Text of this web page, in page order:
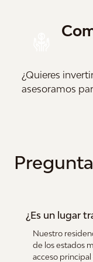
¿Quieres
asesoramos
¿Es un lugar
Nuestro
de los estados
acceso